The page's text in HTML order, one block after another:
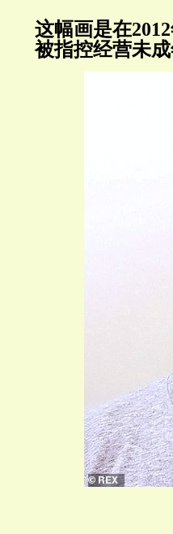
这幅画是在2012
被指控经营未